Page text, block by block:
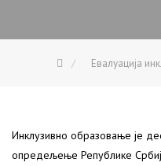
Евалуација
Инклузивно образовање је
опредељење Републике